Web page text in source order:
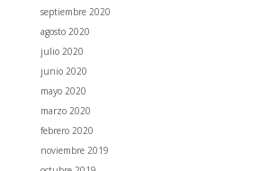
septiembre 2020
agosto 2020
julio 2020
junio 2020
mayo 2020
marzo 2020
febrero 2020
noviembre 2019